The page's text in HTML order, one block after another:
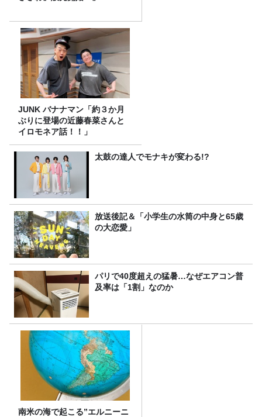
JUNK バナナマン「約３か月
ぶりに登場の近藤春菜さんと
イロモネア話！！」
太鼓の達人でモナキが変わる!?
放送後記＆「小学生の水筒の中身と65歳
の大恋愛」
パリで40度超えの猛暑…なぜエアコン普
及率は「1割」なのか
南米の海で起こる”エルニーニ